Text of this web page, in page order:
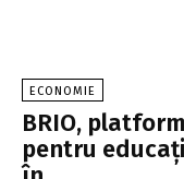
ECONOMIE
BRIO,
pentru